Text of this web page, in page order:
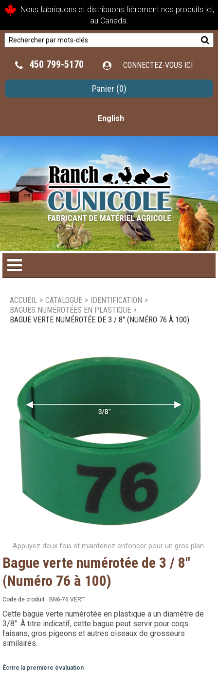
Nous fabriquons et distribuons fièrement nos produits ici,
au Canada.
450 799-5170 CONNECTEZ-VOUS ICI
Panier (0)
English
Catalogue de produit
Nous joindre
ACCUEIL > CATALOGUE > IDENTIFICATION >
BAGUES NUMÉROTÉES EN PLASTIQUE >
BAGUE VERTE NUMÉROTÉE DE 3 / 8" (NUMÉRO 76 À 100)
Appuyez deux fois et maintenez enfoncer pour un gros plan.
Bague verte numérotée de 3 / 8"
(Numéro 76 à 100)
Code de produit : BN6-76 VERT
Cette bague verte numérotée en plastique a un diamètre de
3/8". À titre indicatif, cette bague peut servir pour coqs
faisans, gros pigeons et autres oiseaux de grosseurs
similaires.
Écrire la première évaluation